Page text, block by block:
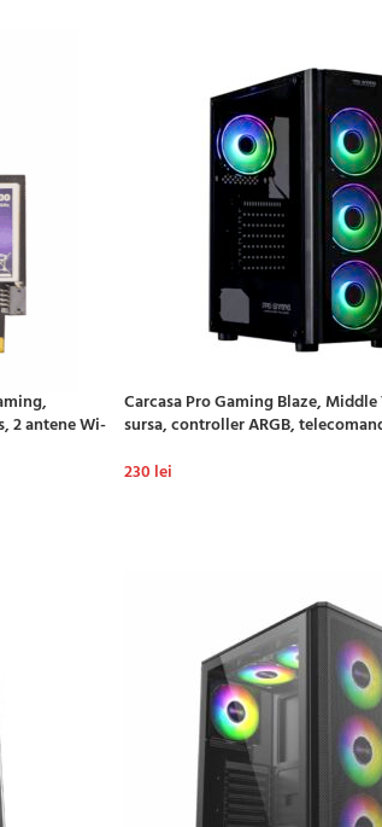
2 antene Wi-
Carcasa Pro Gaming Blaze,
sursa, controller ARGB,
230 lei